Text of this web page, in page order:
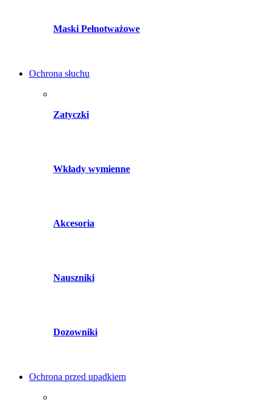
Maski Pełnotważowe
Ochrona słuchu
Zatyczki
Wkłady wymienne
Akcesoria
Nauszniki
Dozowniki
Ochrona przed upadkiem